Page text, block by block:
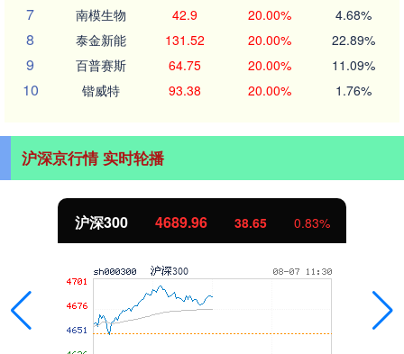
7 南模生物 42.9 20.00% 4.68%
8 泰金新能 131.52 20.00% 22.89%
9 百普赛斯 64.75 20.00% 11.09%
10 锴威特 93.38 20.00% 1.76%
沪深京行情 实时轮播
沪深300 4689.96 38.65 0.83%